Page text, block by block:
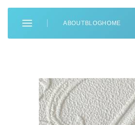
ABOUTBLOGHOME